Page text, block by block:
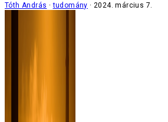
Tóth András tudomány 2024. március 7.